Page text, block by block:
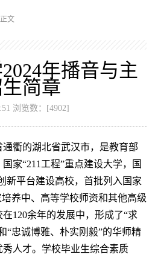
文
年播音与主
简章
浏览数：[4902]
衢的湖北省武汉市，是教育部
家“211工程”重点建设大学，国
新平台建设高校，首批列入国家
养中、高等学校师资和其他高级
120余年的发展中，形成了“求
“忠诚博雅、朴实刚毅”的华师精
人才。学校毕业生综合素质